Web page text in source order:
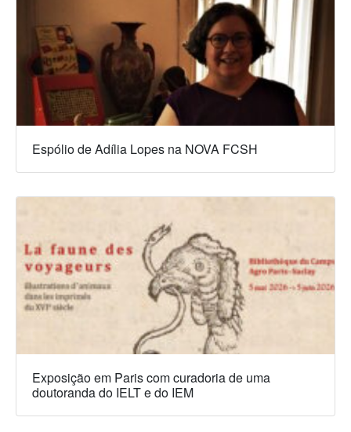
Espólio de Adília Lopes na NOVA FCSH
Exposição em Paris com curadoria de uma
doutoranda do IELT e do IEM